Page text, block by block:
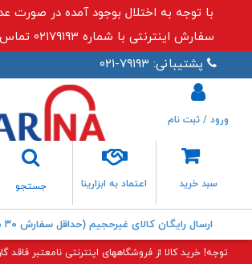
با توجه به اختلال بوجود آمده در صورت
سفارش اینترنتی با شماره ۰۲۱۷۹۱۹۳ تماس حاصل نمایید
پشتیبانی: ۷۹۱۹۳-۰۲۱
سبد خرید اعتماد به ابزارینا
جستجو
جستجو
ورود / ثبت نام
ارسال رایگان کالای غیرحجیم (حداقل سفارش ۳۰ میلیون تومان )
توجه! خرید کالا از فروشگاههای اینترنتی نامعتبر فاقد